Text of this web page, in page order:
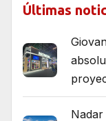
Últimas